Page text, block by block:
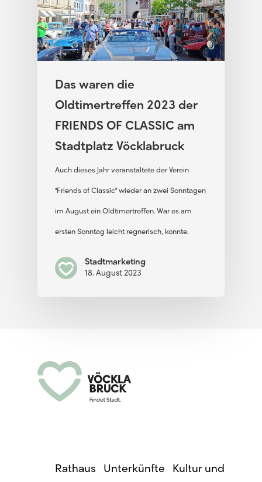
Das waren die
Oldtimertreffen 2023 der
FRIENDS OF CLASSIC am
Stadtplatz Vöcklabruck
Auch dieses Jahr veranstaltete der Verein
"Friends of Classic" wieder an zwei Sonntagen
im August ein Oldtimertreffen. War es am
ersten Sonntag leicht regnerisch, konnte…
Stadtmarketing
18. August 2023
Rathaus Unterkünfte Kultur und